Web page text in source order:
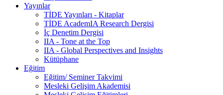
Yayınlar
TİDE Yayınları - Kitaplar
TİDE AcademIA Research Dergisi
İç Denetim Dergisi
IIA - Tone at the Top
IIA - Global Perspectives and Insights
Kütüphane
Eğitim
Eğitim/ Seminer Takvimi
Mesleki Gelişim Akademisi